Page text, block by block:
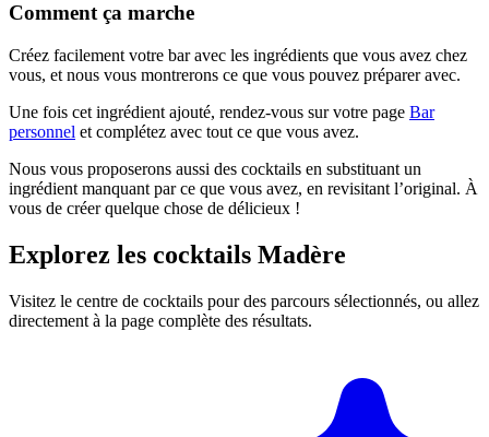
Comment ça marche
Créez facilement votre bar avec les ingrédients que vous avez chez
vous, et nous vous montrerons ce que vous pouvez préparer avec.
Une fois cet ingrédient ajouté, rendez-vous sur votre page Bar
personnel et complétez avec tout ce que vous avez.
Nous vous proposerons aussi des cocktails en substituant un
ingrédient manquant par ce que vous avez, en revisitant l’original. À
vous de créer quelque chose de délicieux !
Explorez les cocktails Madère
Visitez le centre de cocktails pour des parcours sélectionnés, ou allez
directement à la page complète des résultats.